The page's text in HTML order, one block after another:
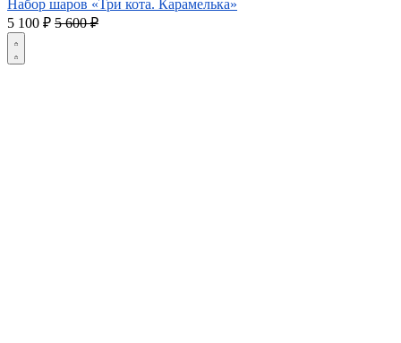
Набор шаров «Три кота. Карамелька»
5 100 ₽ 5 600 ₽